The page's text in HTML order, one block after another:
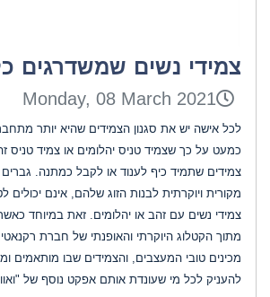
צמידי נשים שמשדרגים
Monday, 08 March 2021
לכל אישה יש את סגנון הצמידים שהיא יותר
כמעט על כך שצמיד טניס יהלומים או צמיד טניס
צמידים שתמיד כיף לענוד או לקבל כמתנה.
מקורית ויוקרתית לבנות הזוג שלהם, אינם
צמידי נשים עם זהב או יהלומים. זאת במיוחד
מתוך הקטלוג היוקרתי והאופנתי של חברת
מכינים טובי המעצבים, והצמידים שבו מותאמים
להעניק לכל מי שעונדת אותם אפקט נוסף של